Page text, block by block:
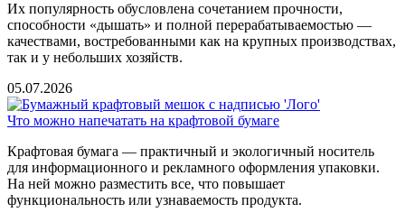
Их популярность обусловлена сочетанием прочности,
способности «дышать» и полной перерабатываемостью —
качествами, востребованными как на крупных производствах,
так и у небольших хозяйств.
05.07.2026
Что можно напечатать на крафтовой бумаге
Крафтовая бумага — практичный и экологичный носитель
для информационного и рекламного оформления упаковки.
На ней можно разместить все, что повышает
функциональность или узнаваемость продукта.